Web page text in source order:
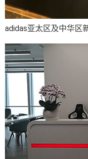
adidas亚太区及中华区